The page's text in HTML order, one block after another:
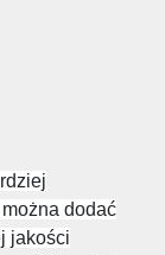
dodać
jakości